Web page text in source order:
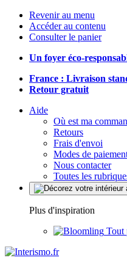
Revenir au menu
Accéder au contenu
Consulter le panier
Un foyer éco-
France : Livraison
Retour gratuit
Aide
Où est ma
Retours
Frais d'envoi
Modes de
Nous contacter
Toutes les
Plus d'inspiration
Tout